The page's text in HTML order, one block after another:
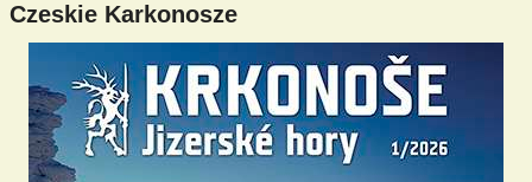
Czeskie Karkonosze